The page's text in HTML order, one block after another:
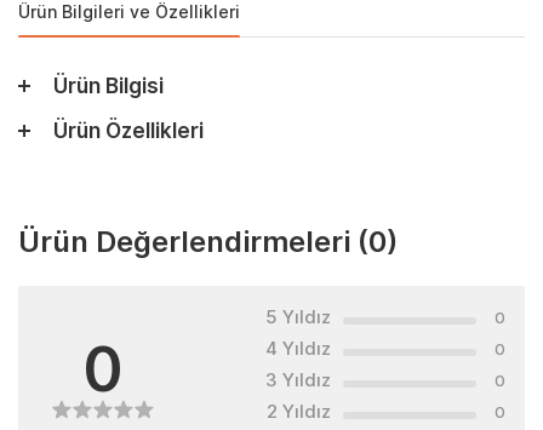
Ürün Bilgileri ve Özellikleri
Ürün Bilgisi
Ürün Özellikleri
Ürün Değerlendirmeleri (0)
0
5 Yıldız 0
4 Yıldız 0
3 Yıldız 0
2 Yıldız 0